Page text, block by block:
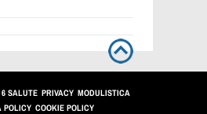
SALUTE PRIVACY MODULISTICA
POLICY COOKIE POLICY